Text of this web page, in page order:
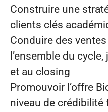
Construire une
clients clés
Conduire des
l’ensemble du
et au closing
Promouvoir l’offre
niveau de crédibilité